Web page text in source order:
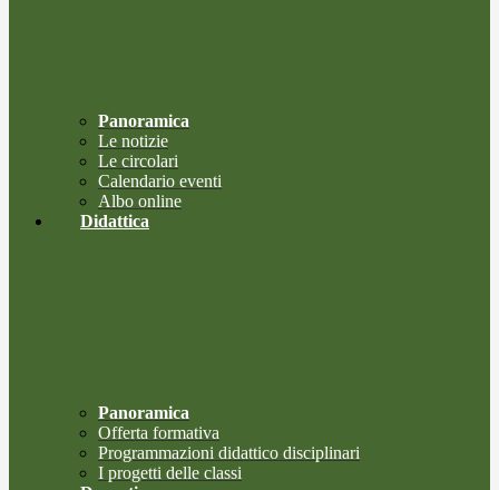
Panoramica
Le notizie
Le circolari
Calendario eventi
Albo online
Didattica
Panoramica
Offerta formativa
Programmazioni didattico disciplinari
I progetti delle classi